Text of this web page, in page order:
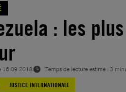
: les
16.09.2018
Temps de lecture estimé : 3
JUSTICE INTERNATIONALE